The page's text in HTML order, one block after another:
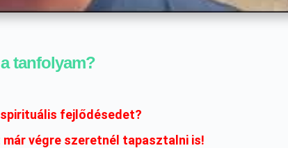
tanfolyam?
fejlődésedet?
végre szeretnél tapasztalni is!